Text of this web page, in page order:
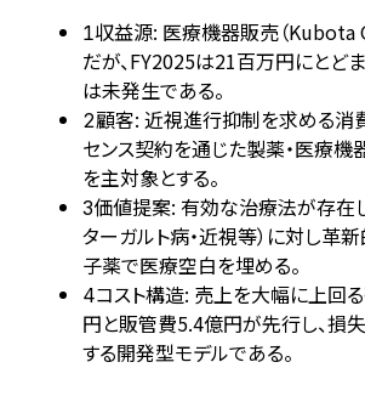
1収益源: 医療機器販売（Kubota
だが、FY2025は21百万円にとど
は未発生である。
2顧客: 近視進行抑制を求める消費
センス契約を通じた製薬・医療機
を主対象とする。
3価値提案: 有効な治療法が存在
ターガルト病・近視等）に対し革
子薬で医療空白を埋める。
4コスト構造: 売上を大幅に上回
円と販管費5.4億円が先行し、損
する開発型モデルである。